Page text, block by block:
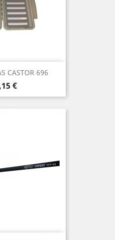
CASTOR 696
€